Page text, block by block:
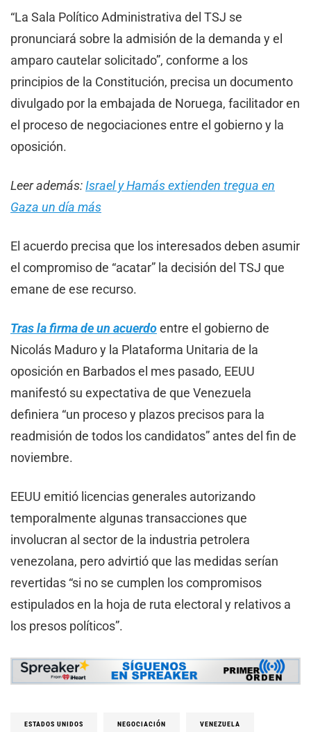
“La Sala Político Administrativa del TSJ se
pronunciará sobre la admisión de la demanda y el
amparo cautelar solicitado”, conforme a los
principios de la Constitución, precisa un documento
divulgado por la embajada de Noruega, facilitador en
el proceso de negociaciones entre el gobierno y la
oposición.
Leer además:Israel y Hamás extienden tregua en
Gaza un día más
El acuerdo precisa que los interesados deben asumir
el compromiso de “acatar” la decisión del TSJ que
emane de ese recurso.
Tras la firma de un acuerdoentre el gobierno de
Nicolás Maduro y la Plataforma Unitaria de la
oposición en Barbados el mes pasado, EEUU
manifestó su expectativa de que Venezuela
definiera “un proceso y plazos precisos para la
readmisión de todos los candidatos” antes del fin de
noviembre.
EEUU emitió licencias generales autorizando
temporalmente algunas transacciones que
involucran al sector de la industria petrolera
venezolana, pero advirtió que las medidas serían
revertidas “si no se cumplen los compromisos
estipulados en la hoja de ruta electoral y relativos a
los presos políticos”.
ESTADOS UNIDOS NEGOCIACIÓN VENEZUELA